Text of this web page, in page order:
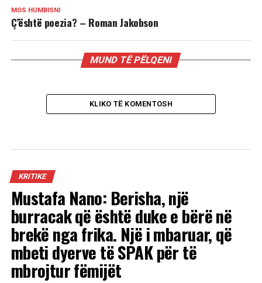
MOS HUMBISNI
Ç’është poezia? – Roman Jakobson
MUND TË PËLQENI
KLIKO TË KOMENTOSH
KRITIKE
Mustafa Nano: Berisha, një
burracak që është duke e bërë në
brekë nga frika. Një i mbaruar, që
mbeti dyerve të SPAK për të
mbrojtur fëmijët